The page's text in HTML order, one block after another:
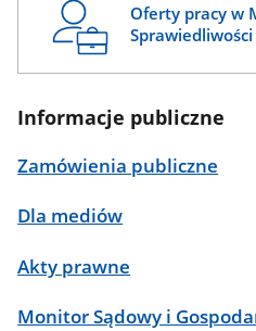
Oferty pracy w
Sprawiedliwości
Informacje publiczne
Zamówienia publiczne
Dla mediów
Akty prawne
Monitor Sądowy i